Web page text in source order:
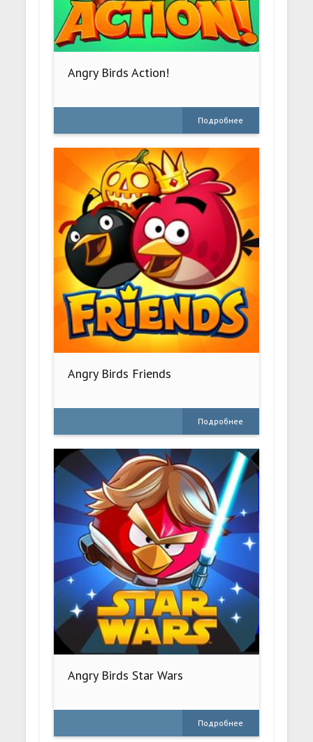
Angry Birds Action!
Подробнее
Angry Birds Friends
Подробнее
Angry Birds Star Wars
Подробнее